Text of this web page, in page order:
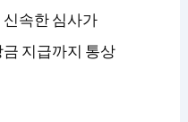
속한 심사가
지급까지 통상